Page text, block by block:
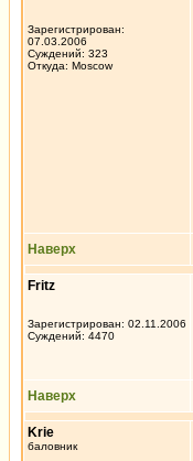
Зарегистрирован:
07.03.2006
Суждений: 323
Откуда: Moscow
Наверх
Fritz
Зарегистрирован: 02.11.2006
Суждений: 4470
Наверх
Krie
баловник